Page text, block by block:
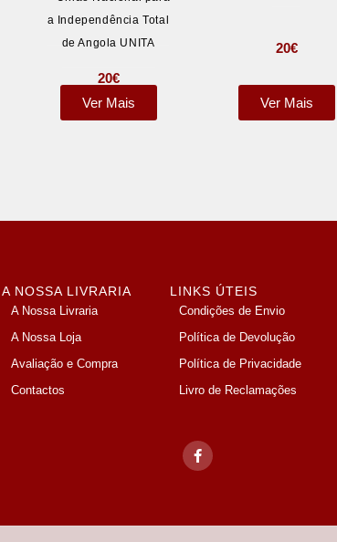
a Independência Total
de Angola UNITA
20€
Ver Mais
20€
Ver Mais
A NOSSA LIVRARIA
A Nossa Livraria
A Nossa Loja
Avaliação e Compra
Contactos
LINKS ÚTEIS
Condições de Envio
Política de Devolução
Política de Privacidade
Livro de Reclamações